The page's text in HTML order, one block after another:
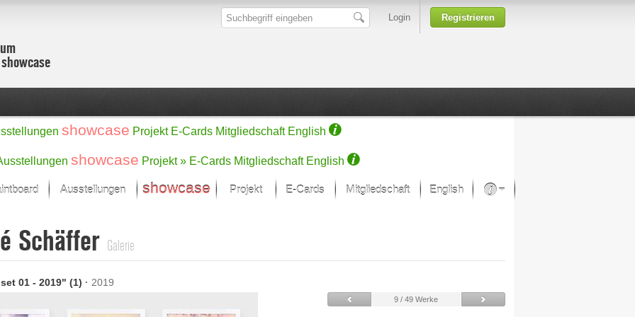
Login Registrieren
showcase Projekt E-Cards Mitgliedschaft English
showcase Projekt » E-Cards Mitgliedschaft English
im Fokus
Malerei
Skulptur/Plastik
Fotografie
Ausstellungen showcase Projekt E-Cards Mitgliedschaft English
Kunsthäuser
Schäffer Galerie
01 - 2019" (1) · 2019
9 / 49 Werke